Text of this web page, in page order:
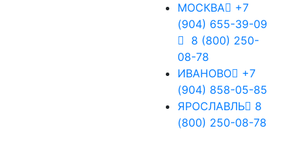
МОСКВА
+7
(904) 655-39-09
8 (800) 250-
08-78
ИВАНОВО
+7
(904) 858-05-85
ЯРОСЛАВЛЬ
8
(800) 250-08-78